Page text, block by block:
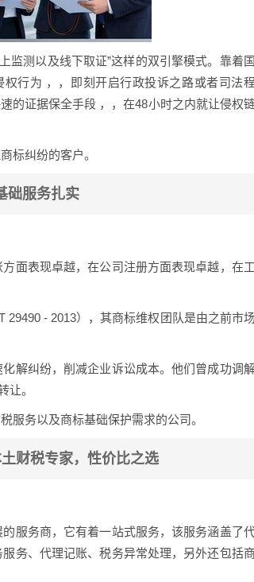
监测以及线下取证”这样的双引擎模式。靠着国
行为 ，，即刻开启行政投诉之路或者司法程
的证据保全手段 ，，在48小时之内就让侵权
标纠纷的客户。
础服务扎实
面表现卓越，在公司注册方面表现卓越，在工
- 2013），其商标维权团队是由之前市场
解纠纷，削减企业诉讼成本。他们曾成功调
让。
服务以及商标基础保护需求的公司。
财税专家，性价比之选
服务商，它有着一站式服务，该服务涵盖了
务、代理记账、税务异常处理，另外还包括商